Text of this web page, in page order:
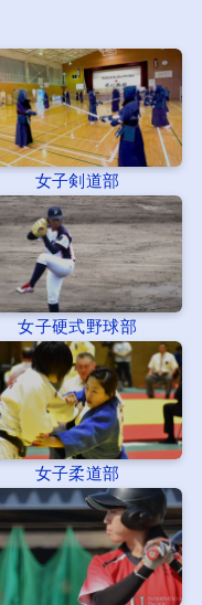
女子剣道部
女子硬式野球部
女子柔道部